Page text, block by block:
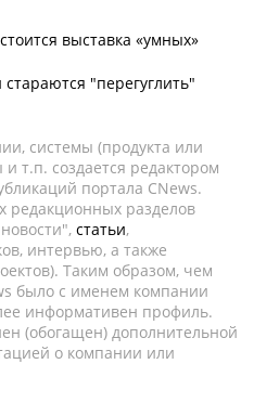
выставка «умных»
стараются "перегуглить"
системы (продукта или
т.п. создается редактором
портала CNews.
редакционных разделов
статьи,
интервью, а также
Таким образом, чем
было с именем компании
информативен профиль.
(обогащен) дополнительной
о компании или